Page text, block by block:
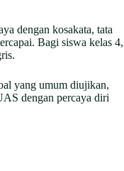
dengan kosakata, tata
Bagi siswa kelas 4,
yang umum diujikan,
dengan percaya diri